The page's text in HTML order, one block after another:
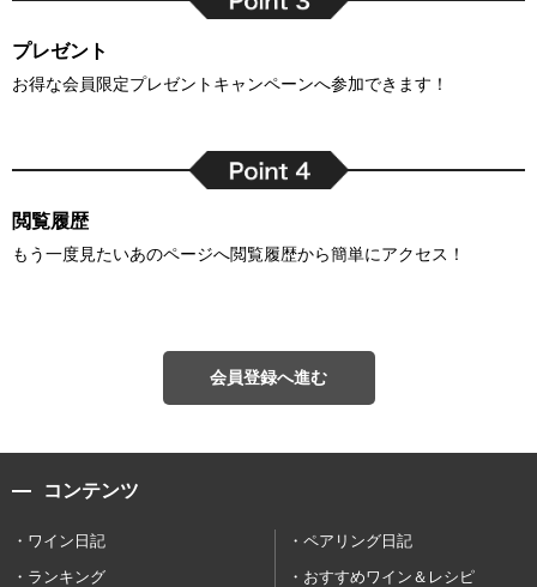
プレゼント
お得な会員限定プレゼントキャンペーンへ参加できます！
閲覧履歴
もう一度見たいあのページへ閲覧履歴から簡単にアクセス！
会員登録へ進む
コンテンツ
ワイン日記
ペアリング日記
ランキング
おすすめワイン＆レシピ